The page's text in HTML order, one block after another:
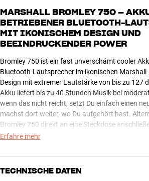
MARSHALL BROMLEY 750 –
BETRIEBENER BLUETOOTH-
MIT IKONISCHEM DESIGN UND
BEEINDRUCKENDER POWER
Bromley 750 ist ein fast unverschämt cooler
Bluetooth-Lautsprecher im ikonischen
Design mit extremer Lautstärke von bis zu 127
Akku liefert bis zu 40 Stunden Musik bei
wenn das nicht reicht, setzt Du einfach einen
machst dort weiter, wo Du aufgehört hast.
Bromley 750 direkt an eine Steckdose
weiterspielen.
Bromley 750 ist als perfekter Party-
bietet deshalb auch eine coole integrierte
Erfahre mehr
TECHNISCHE DATEN